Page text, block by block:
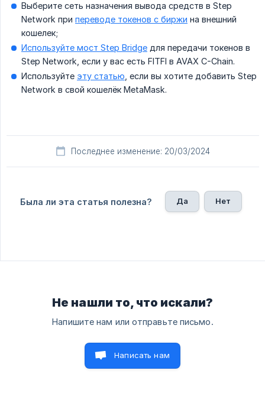
Выберите сеть назначения вывода средств в Step
Network при переводе токенов с биржи на внешний
кошелек;
Используйте мост Step Bridge для передачи токенов в
Step Network, если у вас есть FITFI в AVAX C-Chain.
Используйте эту статью , если вы хотите добавить Step
Network в свой кошелёк MetaMask.
Последнее изменение: 20/03/2024
Была ли эта статья полезна? Да Нет
Не нашли то, что искали?
Напишите нам или отправьте письмо.
Написать нам